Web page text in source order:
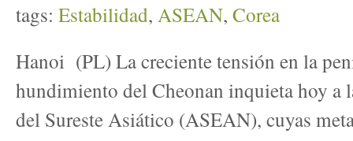
tags: Estabilidad, ASEAN, Corea
Hanoi (PL) La creciente tensión en la
hundimiento del Cheonan inquieta hoy a
del Sureste Asiático (ASEAN), cuyas